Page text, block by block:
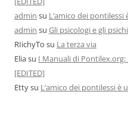
admin su L’amico dei pontilessi
admin su Gli psicologi e gli
RIichyTo su La terza via
Eliasu I Manuali di
[EDITED]
Ettysu L’amico dei pontilessi è